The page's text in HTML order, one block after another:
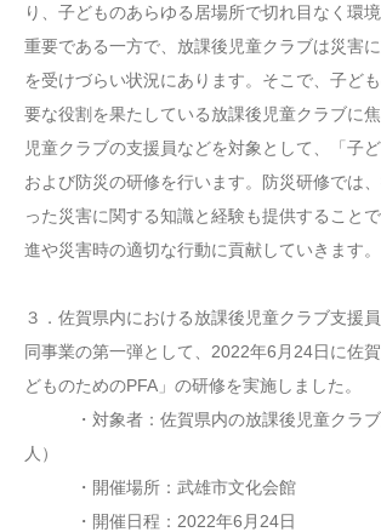
り、子どものあらゆる居場所で切れ目なく環
重要である一方で、放課後児童クラブは災害
を受けづらい状況にあります。そこで、子ど
要な役割を果たしている放課後児童クラブに
児童クラブの支援員などを対象として、「子ど
および防災の研修を行います。防災研修では
った災害に関する知識と経験も提供すること
進や災害時の適切な行動に貢献していきます。
３．佐賀県内における放課後児童クラブ支援
同事業の第一弾として、2022年6月24日に佐
どものためのPFA」の研修を実施しました。
・対象者：佐賀県内の放課後児童クラブ
人）
・開催場所：武雄市文化会館
・開催日程：2022年6月24日